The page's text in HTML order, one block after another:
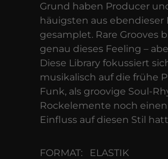
Grund haben Producer
häuigsten aus ebendieser
gesamplet. Rare Grooves
genau dieses Feeling –
Diese Library fokussiert
musikalisch auf die frühe
Funk, als groovige Soul-
Rockelemente noch
Einfluss auf diesen Stil
FORMAT:
ELASTIK